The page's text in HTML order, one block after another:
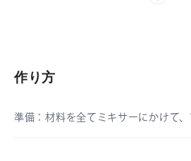
作り方
準備：材料を全てミキサーにかけて、